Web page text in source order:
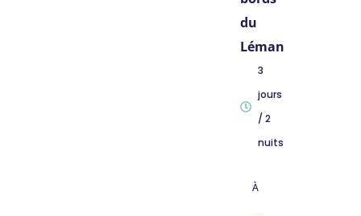
du
Léman
3
jours
/ 2
nuits
À